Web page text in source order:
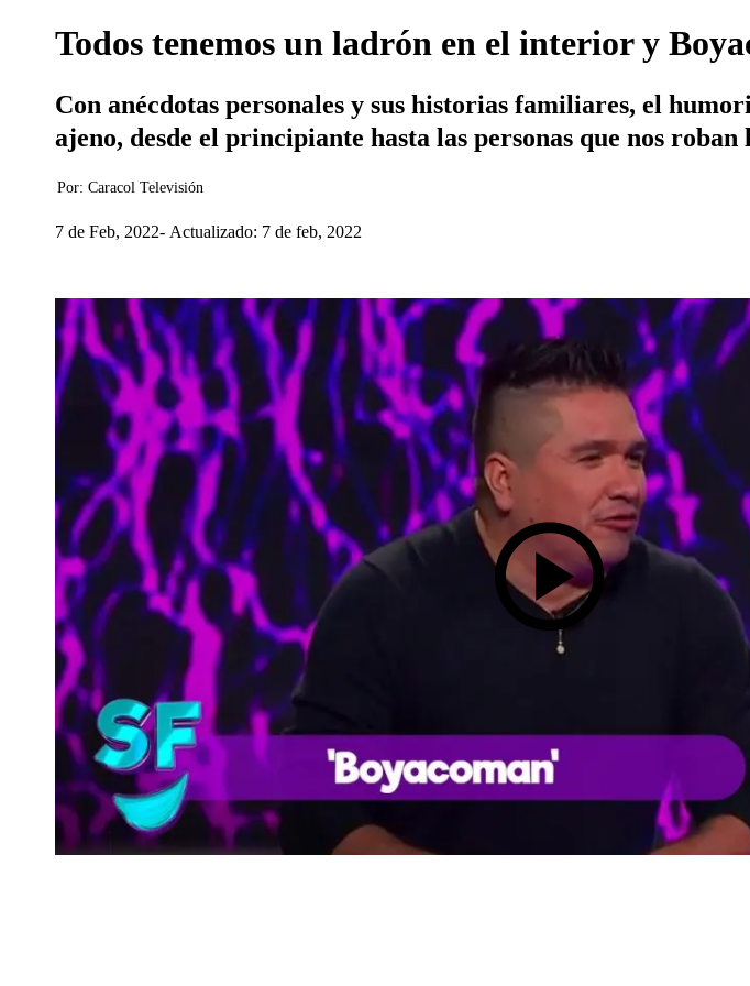
Todos tenemos un ladrón en el interior y
Con anécdotas personales y sus historias familiares, el
ajeno, desde el principiante hasta las personas que nos roban
Por: Caracol Televisión
7 de Feb, 2022 Actualizado: 7 de feb, 2022